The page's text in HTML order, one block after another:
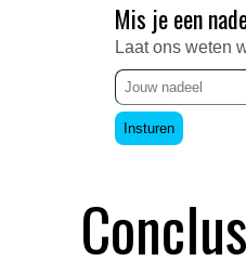
Mis je een
Laat ons weten
Insturen